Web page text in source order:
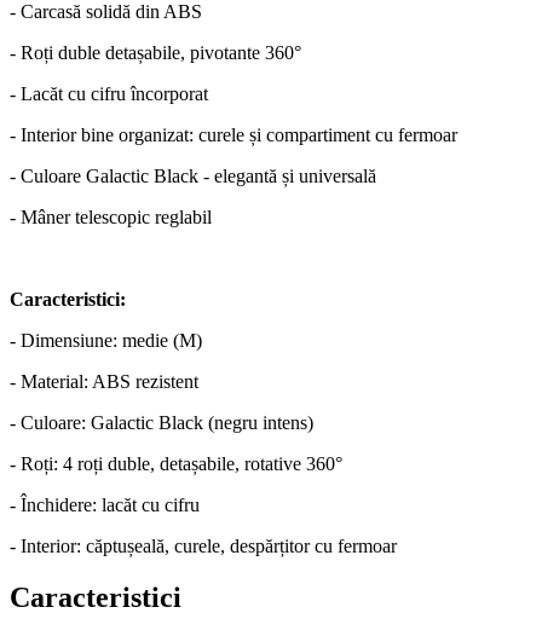
- Carcasă solidă din ABS
- Roți duble detașabile, pivotante 360°
- Lacăt cu cifru încorporat
- Interior bine organizat: curele și compartiment cu fermoar
- Culoare Galactic Black - elegantă și universală
- Mâner telescopic reglabil
Caracteristici:
- Dimensiune: medie (M)
- Material: ABS rezistent
- Culoare: Galactic Black (negru intens)
- Roți: 4 roți duble, detașabile, rotative 360°
- Închidere: lacăt cu cifru
- Interior: căptușeală, curele, despărțitor cu fermoar
Caracteristici